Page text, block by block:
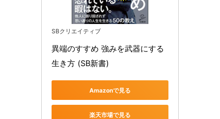
SBクリエイティブ
異端のすすめ 強みを武器にする
生き方 (SB新書)
Amazonで見る
楽天市場で見る